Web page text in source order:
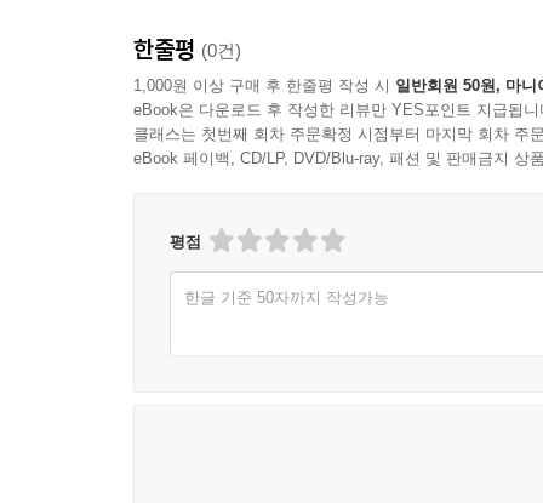
소녀여, 시크릿 박스를 오픈하라!
엉성한 메이크업은 사라지고 훈녀로 다시 태어나
어른의 화장과 소녀의 화장은 다르다!
매체에서는 여러 가지 화장법을 상세하게 알려준다.
그런데 왜? 세상은 유독 소녀의 화장에만 민감한
“화장? 너희 때는 안 해도 예뻐!”, “화장하고 돌아
한줄평 (0건)
1,000원 이상 구매 후 한줄평 작성 시 일반회원 50원, 마니
eBook은 다운로드 후 작성한 리뷰만 YES포인트 지급됩니
클래스는 첫번째 회차 주문확정 시점부터 마지막 회차 주
eBook 페이백, CD/LP, DVD/Blu-ray, 패션 및 판매금지 상
평점
한글 기준 50자까지 작성가능